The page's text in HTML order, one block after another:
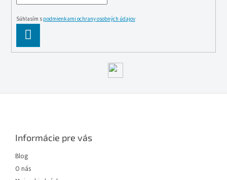
Súhlasím s podmienkami ochrany osobných údajov
SE
Informácie pre vás
Blog
O nás